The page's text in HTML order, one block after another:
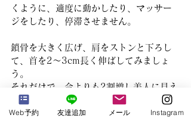
くように、適度に動かしたり、マッサー
ジをしたり、停滞させません。
鎖骨を大きく広げ、肩をストンと下ろし
て、首を2～3cm長く伸ばしてみましょ
う。
それだけで、今よりも2割増し美人に見え
ます。
Ayurveda Life
Web予約 友達追加 メール Instagram